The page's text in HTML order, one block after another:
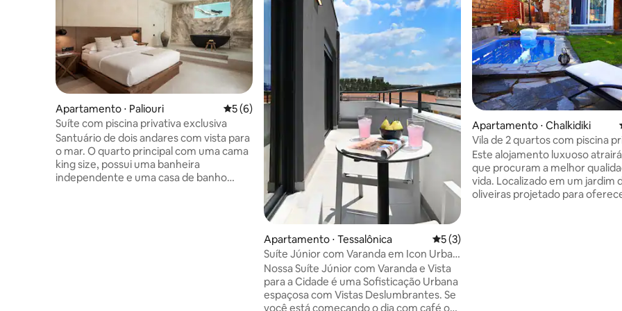
Apartamento ⋅ Paliouri 5 de uma avaliação média de 5, 6 avaliações
5 (6)
Suíte com piscina privativa exclusiva
Santuário de dois andares com vista para
o mar. O quarto principal com uma cama
king size, possui uma banheira
independente e uma casa de banho
Apartamento ⋅ Tessalônica 5 de uma avaliação média de 5, 3
5 (3)
Suíte Júnior com Varanda em Icon Urban
Living
Nossa Suíte Júnior com Varanda e Vista
para a Cidade é uma Sofisticação Urbana
espaçosa com Vistas Deslumbrantes. Se
você está começando o dia com café ou
Apartamento ⋅ Chalkidiki
Vila de 2 quartos com piscina
praia de Salonikiou
Este alojamento luxuoso
que procuram a melhor
vida. Localizado em um jardim
oliveiras projetado para